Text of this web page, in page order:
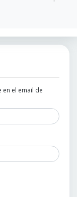
en el email de